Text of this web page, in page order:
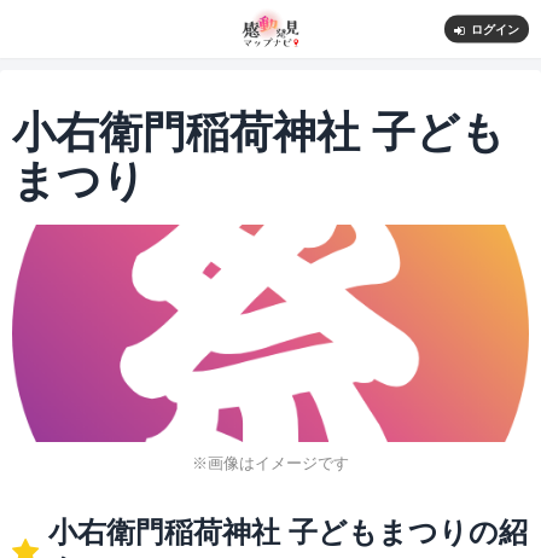
ログイン
小右衛門稲荷神社 子ども
まつり
※画像はイメージです
小右衛門稲荷神社 子どもまつりの紹